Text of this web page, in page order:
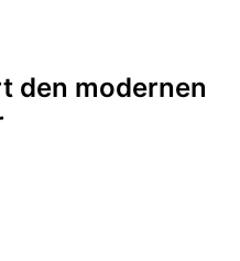
den modernen